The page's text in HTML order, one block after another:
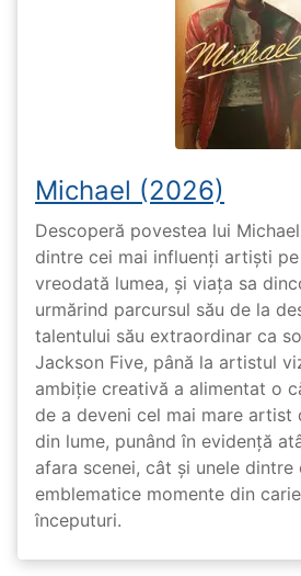
Michael (2026)
Descoperă povestea lui
dintre cei mai influenți artiști
vreodată lumea, și viața sa
urmărind parcursul său de la
talentului său extraordinar ca
Jackson Five, până la artistul
ambiție creativă a alimentat o
de a deveni cel mai mare artist
din lume, punând în evidență
afara scenei, cât și unele dintre
emblematice momente din
începuturi.